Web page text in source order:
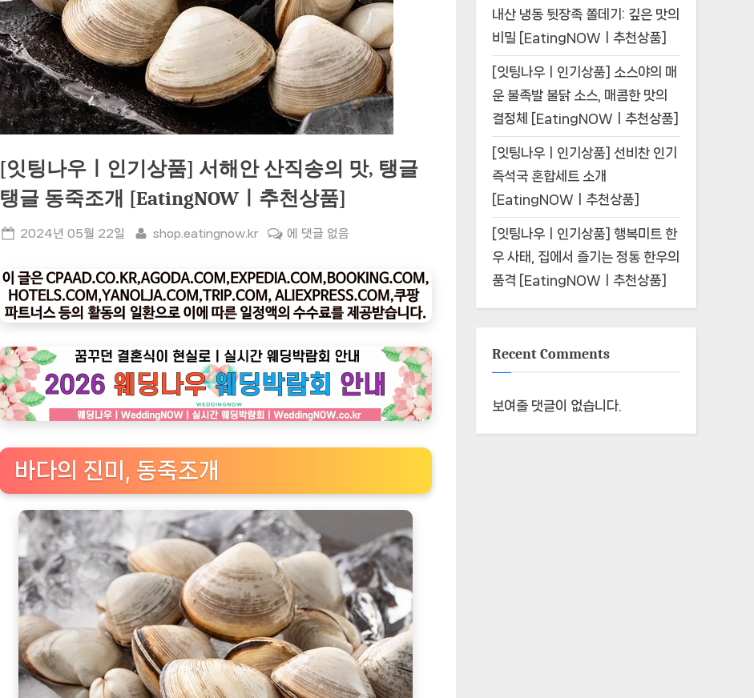
[잇팅나우ㅣ인기상품] 서해안 산직송의 맛, 탱글
탱글 동죽조개 [EatingNOWㅣ추천상품]
Posted
2024년 05월 22일 By
shop.eatingnow.kr
[잇
나
우
ㅣ
기
상
품]
서
송
의
맛,
탱
글
탱
글
동
죽
에 댓글 없음
바다의 진미, 동죽조개
내산 냉동 뒷장족 쫄데기: 깊은 맛의
비밀 [EatingNOWㅣ추천상품]
[잇팅나우ㅣ인기상품] 소스야의 매
운 불족발 불닭 소스, 매콤한 맛의
결정체 [EatingNOWㅣ추천상품]
[잇팅나우ㅣ인기상품] 선비찬 인기
즉석국 혼합세트 소개
[EatingNOWㅣ추천상품]
[잇팅나우ㅣ인기상품] 행복미트 한
우 사태, 집에서 즐기는 정통 한우의
품격 [EatingNOWㅣ추천상품]
Recent Comments
보여줄 댓글이 없습니다.